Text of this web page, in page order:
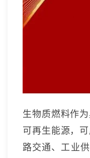
生物质燃料作
可再生能源，
路交通、工业